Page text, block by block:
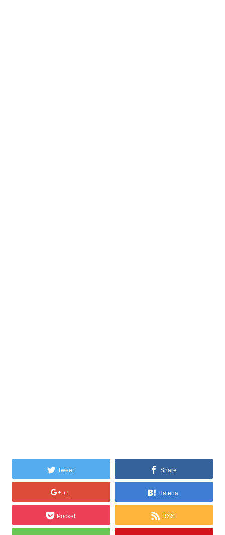
Tweet Share
+1 Hatena
Pocket RSS